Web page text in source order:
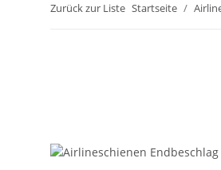
Zurück zur Liste Startseite